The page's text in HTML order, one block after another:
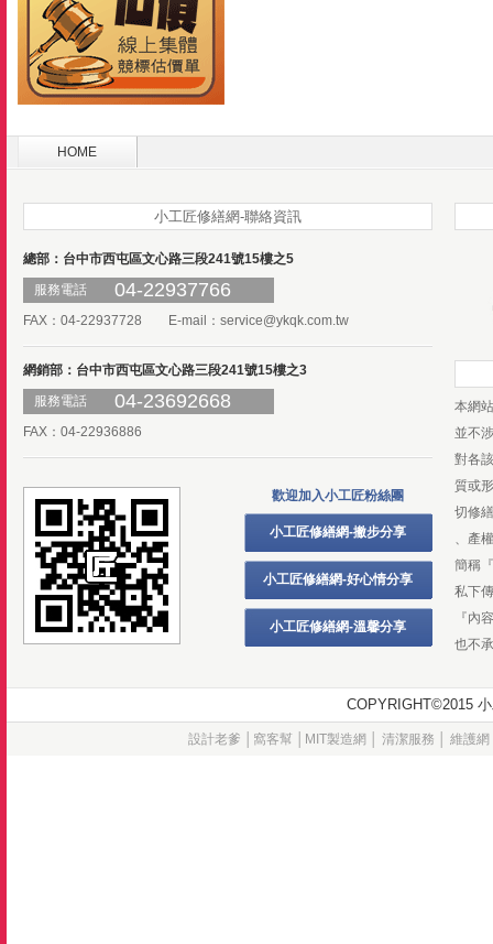
HOME
小工匠修繕網-聯絡資訊
總部：台中市西屯區文心路三段241號15樓之5
服務電話
04-22937766
FAX：04-22937728 E-mail： service@ykqk.com.tw
網銷部：台中市西屯區文心路三段241號15樓之3
服務電話
04-23692668
FAX：04-22936886
歡迎加入小工匠粉絲團
小工匠修繕網-撇步分享
小工匠修繕網-好心情分享
小工匠修繕網-溫馨分享
本網
並不
對各
質或
切修
、產
簡稱
私下
『內
也不
設計老爹 窩客幫│ MIT製造網 清潔服務 維護網